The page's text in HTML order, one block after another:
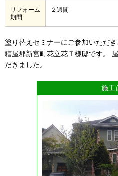
リフォーム
期間
２週間
塗り替えセミナーにご参加いただ
糟屋郡新宮町花立花Ｔ様邸です。
だきました。
施工